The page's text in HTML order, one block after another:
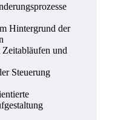
Hintergrund der
und
Steuerung